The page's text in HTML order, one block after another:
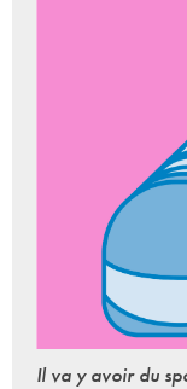
Il va y avoir du